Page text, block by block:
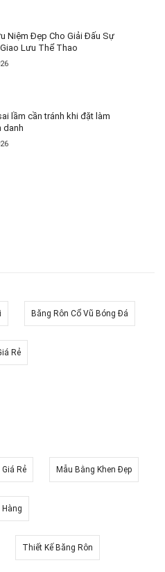
Niệm Đẹp Cho Giải Đấu Sự
Lưu Thể Thao
lầm cần tránh khi đặt làm
danh
Băng Rôn Cổ Vũ Bóng Đá
Rẻ
Rẻ Mẫu Bằng Khen Đẹp
Thiết Kế Băng Rôn